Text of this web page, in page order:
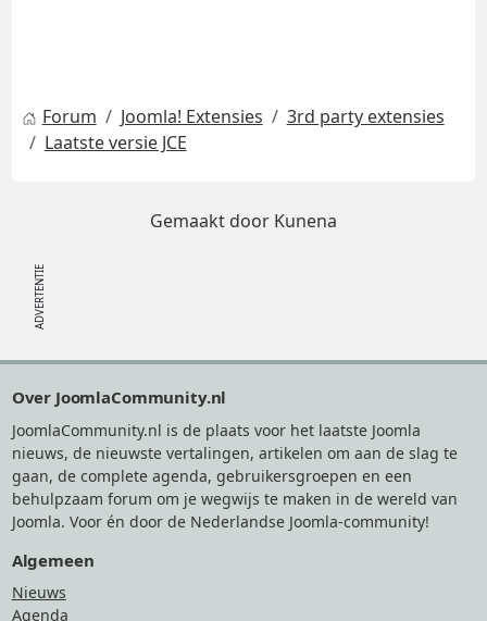
Forum Joomla! Extensies
3rd party extensies
Laatste versie JCE
Gemaakt door Kunena
Over JoomlaCommunity.nl
JoomlaCommunity.nl is de plaats voor het laatste Joomla
nieuws, de nieuwste vertalingen, artikelen om aan de slag te
gaan, de complete agenda, gebruikersgroepen en een
behulpzaam forum om je wegwijs te maken in de wereld van
Joomla. Voor én door de Nederlandse Joomla-community!
Algemeen
Nieuws
Agenda